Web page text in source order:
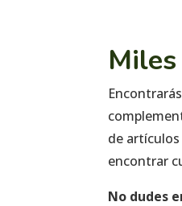
de
encontrar
No dudes